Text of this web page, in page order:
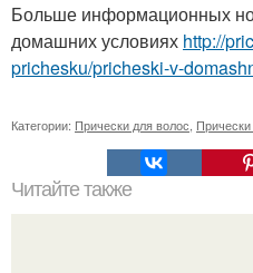
Больше информационных
домашних условиях http://
prichesku/pricheski-v-
Категории: Прически для волос
Читайте также